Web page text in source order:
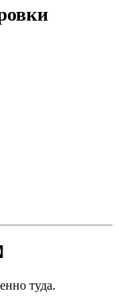
туда.